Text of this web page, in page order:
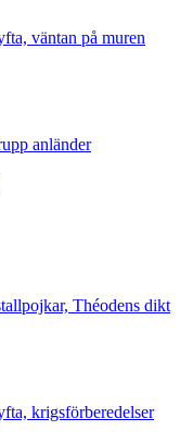
väntan på muren
anländer
Théodens dikt
krigsförberedelser